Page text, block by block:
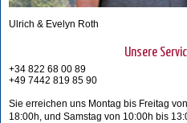
Ulrich & Evelyn Roth
Unsere
+34 822 68 00 89
+49 7442 819 85 90
Sie erreichen uns Montag bis Freitag
18:00h, und Samstag von 10:00h bis